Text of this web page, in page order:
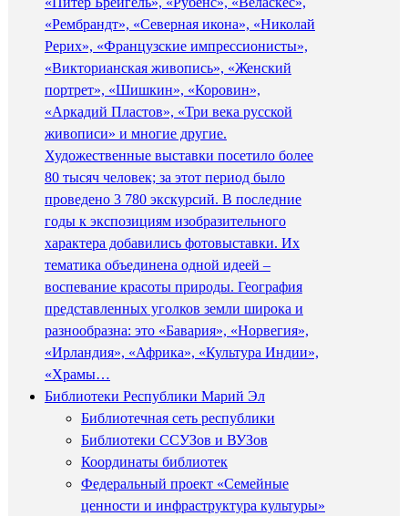
«Рембрандт», «Северная икона», «Николай
Рерих», «Французские импрессионисты»,
«Викторианская живопись», «Женский
портрет», «Шишкин», «Коровин»,
«Аркадий Пластов», «Три века русской
живописи» и многие другие.
Художественные выставки посетило более
80 тысяч человек; за этот период было
проведено 3 780 экскурсий. В последние
годы к экспозициям изобразительного
характера добавились фотовыставки. Их
тематика объединена одной идеей –
воспевание красоты природы. География
представленных уголков земли широка и
разнообразна: это «Бавария», «Норвегия»,
«Ирландия», «Африка», «Культура Индии»,
«Храмы…
Библиотеки Республики Марий Эл
Библиотечная сеть республики
Библиотеки ССУЗов и ВУЗов
Координаты библиотек
Федеральный проект «Семейные
ценности и инфраструктура культуры»